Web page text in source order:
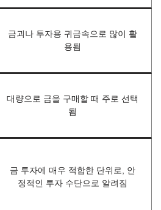
금괴나 투자용 귀금속으로 많이 활
용됨
대량으로 금을 구매할 때 주로 선택
됨
금 투자에 매우 적합한 단위로, 안
정적인 투자 수단으로 알려짐